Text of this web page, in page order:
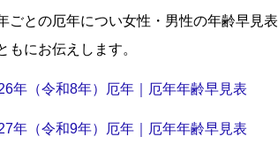
ごとの厄年につい女性・男性の年齢早見表
もにお伝えします。
年（令和8年）厄年｜厄年年齢早見表
年（令和9年）厄年｜厄年年齢早見表